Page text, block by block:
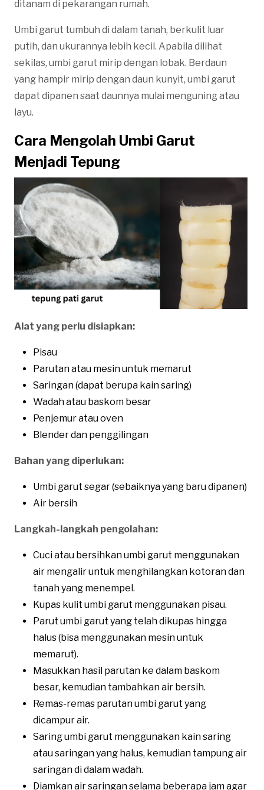
ditanam di pekarangan rumah.
Umbi garut tumbuh di dalam tanah, berkulit luar
putih, dan ukurannya lebih kecil. Apabila dilihat
sekilas, umbi garut mirip dengan lobak. Berdaun
yang hampir mirip dengan daun kunyit, umbi garut
dapat dipanen saat daunnya mulai menguning atau
layu.
Cara Mengolah Umbi Garut
Menjadi Tepung
Alat yang perlu disiapkan:
Pisau
Parutan atau mesin untuk memarut
Saringan (dapat berupa kain saring)
Wadah atau baskom besar
Penjemur atau oven
Blender dan penggilingan
Bahan yang diperlukan:
Umbi garut segar (sebaiknya yang baru dipanen)
Air bersih
Langkah-langkah pengolahan:
Cuci atau bersihkan umbi garut menggunakan
air mengalir untuk menghilangkan kotoran dan
tanah yang menempel.
Kupas kulit umbi garut menggunakan pisau.
Parut umbi garut yang telah dikupas hingga
halus (bisa menggunakan mesin untuk
memarut).
Masukkan hasil parutan ke dalam baskom
besar, kemudian tambahkan air bersih.
Remas-remas parutan umbi garut yang
dicampur air.
Saring umbi garut menggunakan kain saring
atau saringan yang halus, kemudian tampung air
saringan di dalam wadah.
Diamkan air saringan selama beberapa jam agar